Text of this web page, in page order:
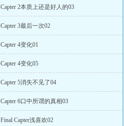
Capter 2本质上还是好人的03
Capter 3最后一次02
Capter 4变化01
Capter 4变化05
Capter 5消失不见了04
Capter 6口中所谓的真相03
Final Capter浅喜欢02